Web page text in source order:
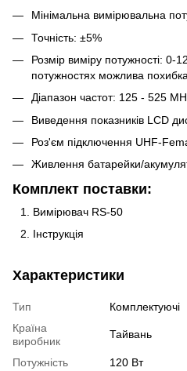
Мінімальна вимірювальна
Точність: ±5%
Розмір виміру потужності:
потужностях можлива
Діапазон частот: 125 - 525
Виведення показників LCD
Роз'єм підключення UHF-
Живлення батарейки/
Комплект поставки:
Вимірювач RS-50
Інструкція
Характеристики
Тип
Комплектуючі
Країна
виробник
Тайвань
Потужність
120 Вт